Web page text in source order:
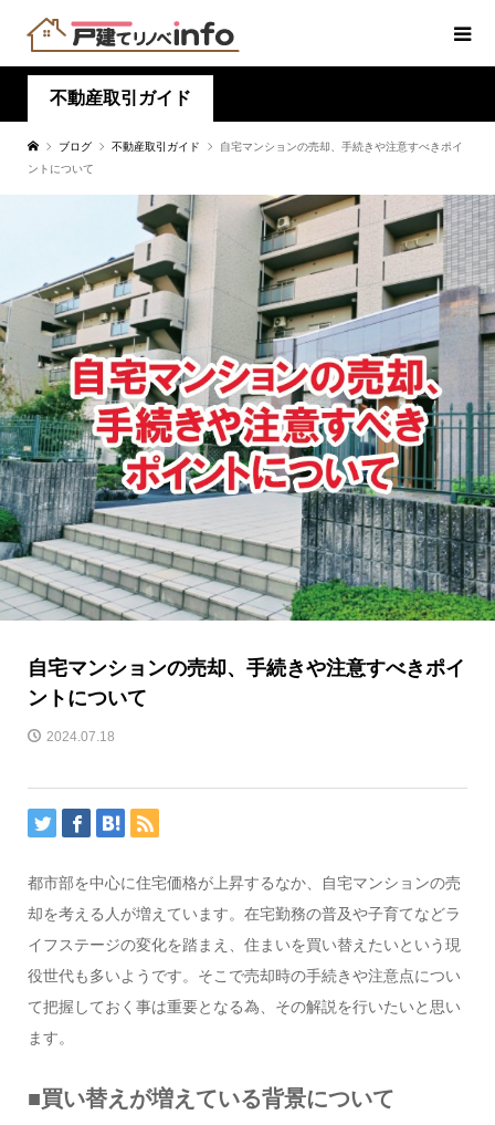
不動産取引ガイド
ブログ 不動産取引ガイド
自宅マンションの売却、手続きや注意すべきポイ
ントについて
自宅マンションの売却、手続きや注意すべきポイ
ントについて
2024.07.18
都市部を中心に住宅価格が上昇するなか、自宅マンションの売
却を考える人が増えています。在宅勤務の普及や子育てなどラ
イフステージの変化を踏まえ、住まいを買い替えたいという現
役世代も多いようです。そこで売却時の手続きや注意点につい
て把握しておく事は重要となる為、その解説を行いたいと思い
ます。
■買い替えが増えている背景について